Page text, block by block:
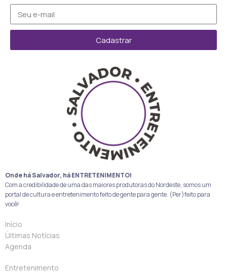
Cadastrar
Onde há Salvador, há ENTRETENIMENTO!
Com a credibilidade de uma das maiores produtoras do Nordeste, somos um
portal de cultura e entretenimento feito de gente para gente. (Per)feito para
você!
Início
Últimas Notícias
Agenda
Entretenimento